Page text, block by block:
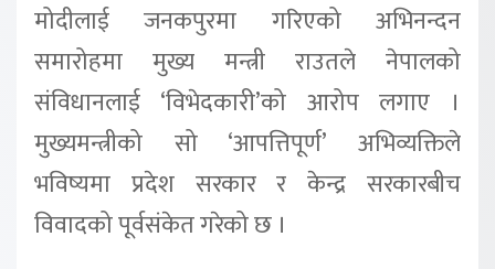
मोदीलाई जनकपुरमा गरिएको अभिनन्दन
समारोहमा मुख्य मन्त्री राउतले नेपालको
संविधानलाई ‘विभेदकारी’को आरोप लगाए ।
मुख्यमन्त्रीको सो ‘आपत्तिपूर्ण’ अभिव्यक्तिले
भविष्यमा प्रदेश सरकार र केन्द्र सरकारबीच
विवादको पूर्वसंकेत गरेको छ ।